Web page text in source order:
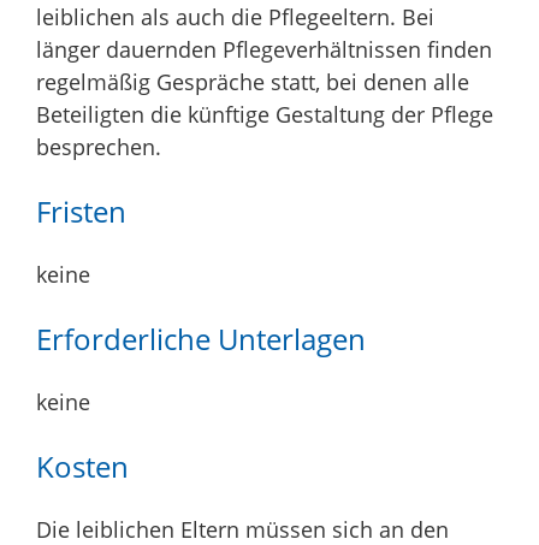
leiblichen als auch die Pflegeeltern. Bei
länger dauernden Pflegeverhältnissen finden
regelmäßig Gespräche statt, bei denen alle
Beteiligten die künftige Gestaltung der Pflege
besprechen.
Fristen
keine
Erforderliche Unterlagen
keine
Kosten
Die leiblichen Eltern müssen sich an den